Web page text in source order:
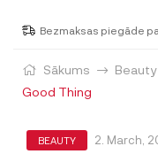
Bezmaksas piegāde
Sākums Beauty
Good Thing
BEAUTY 2. March,